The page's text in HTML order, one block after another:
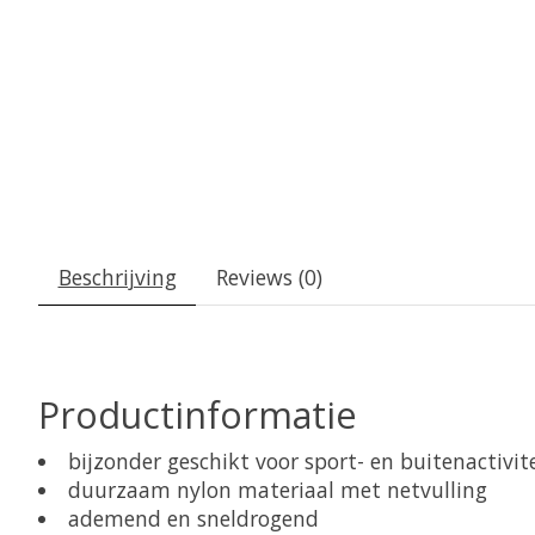
Beschrijving Reviews (0)
Productinformatie
bijzonder geschikt voor sport- en
duurzaam nylon materiaal met netvulling
ademend en sneldrogend